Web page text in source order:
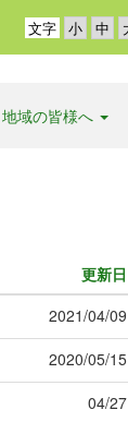
文字
地域の皆様へ
更新日
2021/04/09
2020/05/15
04/27